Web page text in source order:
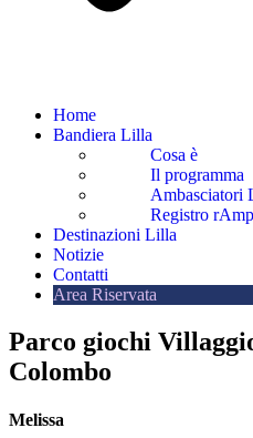
Home
Bandiera Lilla
Cosa è
Il programma
Ambasciatori
Registro
Destinazioni Lilla
Notizie
Contatti
Area Riservata
Parco giochi
Colombo
Melissa